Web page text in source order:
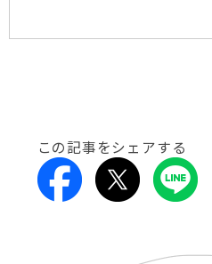
この記事をシェアする